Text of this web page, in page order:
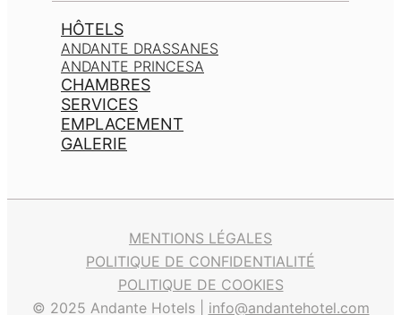
HÔTELS
ANDANTE DRASSANES
ANDANTE PRINCESA
CHAMBRES
SERVICES
EMPLACEMENT
GALERIE
© 2025 Andante Hotels | info@andantehotel.com
MENTIONS LÉGALES
POLITIQUE DE CONFIDENTIALITÉ
POLITIQUE DE COOKIES